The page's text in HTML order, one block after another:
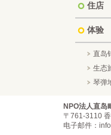
住店
体验
直岛
生态
琴弹
NPO法人直岛
〒761-3110
电子邮件：